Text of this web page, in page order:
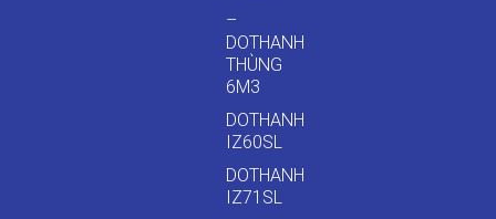
–
DOTHANH
THÙNG
6M3
DOTHANH
IZ60SL
DOTHANH
IZ71SL